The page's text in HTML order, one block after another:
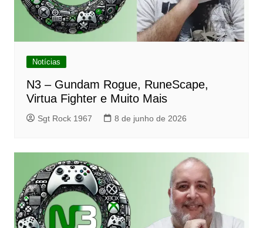
Notícias
N3 – Gundam Rogue, RuneScape,
Virtua Fighter e Muito Mais
Sgt Rock 1967 8 de junho de 2026